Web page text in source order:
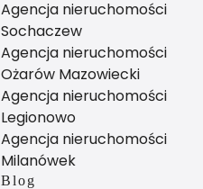
Agencja nieruchomości
Sochaczew
Agencja nieruchomości
Ożarów Mazowiecki
Agencja nieruchomości
Legionowo
Agencja nieruchomości
Milanówek
Blog